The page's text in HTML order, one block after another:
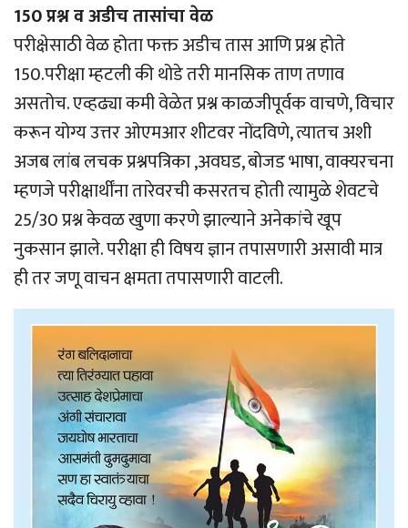
150 प्रश्न व अडीच तासांचा वेळ
परीक्षेसाठी वेळ होता फक्त अडीच तास आणि प्रश्न होते
150.परीक्षा म्हटली की थोडे तरी मानसिक ताण तणाव
असतोच. एव्हढ्या कमी वेळेत प्रश्न काळजीपूर्वक वाचणे, विचार
करून योग्य उत्तर ओएमआर शीटवर नोंदविणे, त्यातच अशी
अजब लांब लचक प्रश्नपत्रिका ,अवघड, बोजड भाषा, वाक्यरचना
म्हणजे परीक्षार्थींना तारेवरची कसरतच होती त्यामुळे शेवटचे
25/30 प्रश्न केवळ खुणा करणे झाल्याने अनेकांचे खूप
नुकसान झाले. परीक्षा ही विषय ज्ञान तपासणारी असावी मात्र
ही तर जणू वाचन क्षमता तपासणारी वाटली.